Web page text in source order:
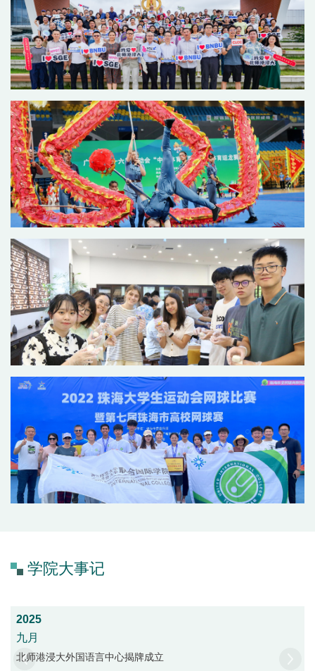
学院大事记
2025
九月
北师港浸大外国语言中心揭牌成立